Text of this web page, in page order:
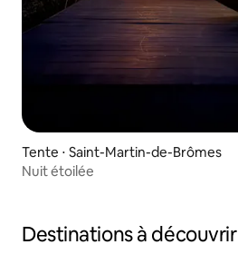
Tente ⋅ Saint-Martin-de-Brômes
Nuit étoilée
Destinations à découvrir